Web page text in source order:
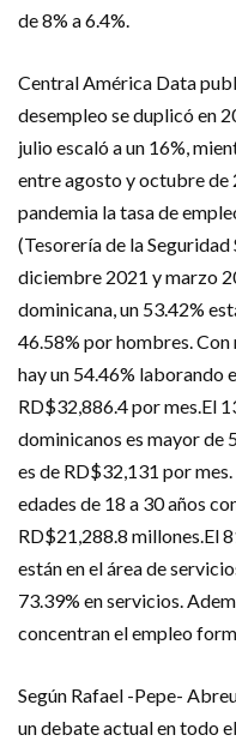
de 8% a 6.4%.
Central América Data
desempleo se duplicó en
julio escaló a un 16%,
entre agosto y octubre de
pandemia la tasa de
(Tesorería de la
diciembre 2021 y marzo
dominicana, un 53.42%
46.58% por hombres. Con
hay un 54.46% laborando
RD$32,886.4 por mes.El
dominicanos es mayor de
es de RD$32,131 por
edades de 18 a 30 años
RD$21,288.8 millones.El
están en el área de
73.39% en servicios.
concentran el empleo
Según Rafael -Pepe-
un debate actual en todo